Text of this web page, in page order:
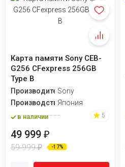
Карта памяти Sony CEB-
G256 CFexpress 256GB
Type B
ПроизводительSony
ПроизводствоЯпония
в наличии 5
49 999 ₽
59 999₽ -17%